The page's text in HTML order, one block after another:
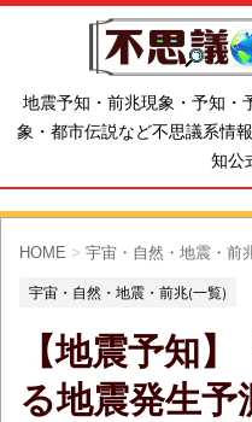
地震予知・前兆現象・予知
象・都市伝説など不思議系情
知公
HOME > 宇宙・自然・地震・前
宇宙・自然・地震・前兆(一覧)
【地震予知
る地震発生予